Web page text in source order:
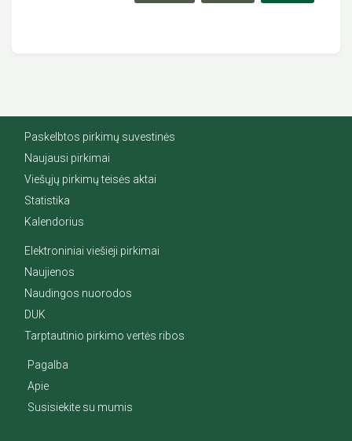
Paskelbtos pirkimų suvestinės
Naujausi pirkimai
Viešųjų pirkimų teisės aktai
Statistika
Kalendorius
Elektroniniai viešieji pirkimai
Naujienos
Naudingos nuorodos
DUK
Tarptautinio pirkimo vertės ribos
Pagalba
Apie
Susisiekite su mumis